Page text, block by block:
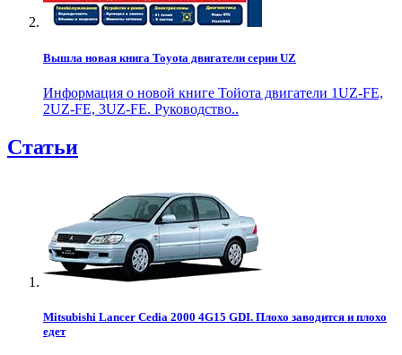
Вышла новая книга Toyota двигатели серии UZ
Информация о новой книге Тойота двигатели 1UZ-FE,
2UZ-FE, 3UZ-FE. Руководство..
Статьи
Mitsubishi Lancer Cedia 2000 4G15 GDI. Плохо заводится и плохо
едет